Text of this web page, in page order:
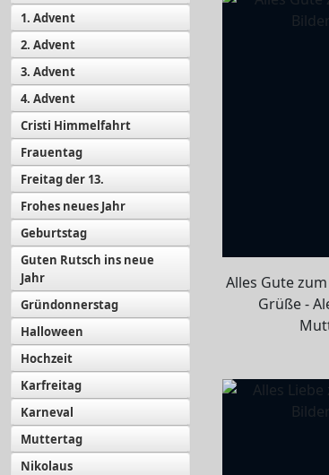
1. Advent
2. Advent
3. Advent
4. Advent
Cristi Himmelfahrt
Frauentag
Freitag der 13.
Frohes neues Jahr
Geburtstag
Guten Rutsch ins neue
Jahr
Gründonnerstag
Halloween
Hochzeit
Karfreitag
Karneval
Muttertag
Nikolaus
Alles Gute
Grüße -